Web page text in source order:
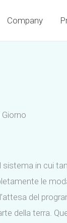
Company
in cui
le
del
della terra.